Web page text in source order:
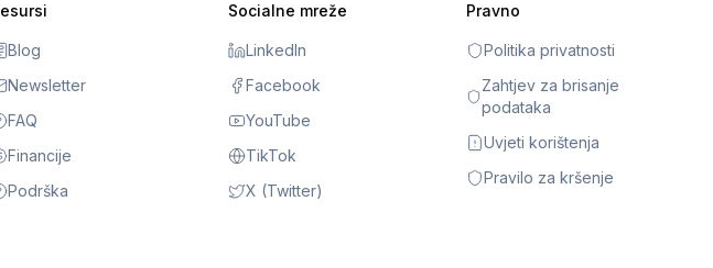
Blog
Newsletter
FAQ
Financije
Podrška
Socialne mreže
LinkedIn
Facebook
YouTube
TikTok
X (Twitter)
Pravno
Politika privatnosti
Zahtjev za brisanje
podataka
Uvjeti korištenja
Pravilo za kršenje